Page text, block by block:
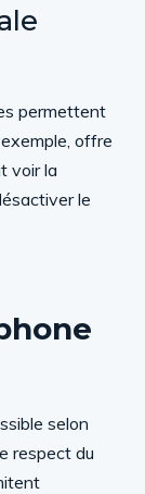
permettent
offre
voir la
le
selon
respect du